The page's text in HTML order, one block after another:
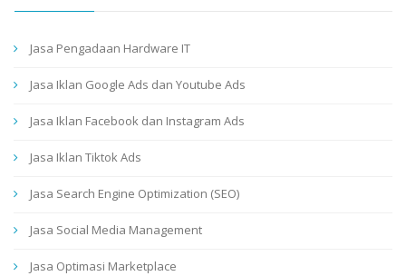
Jasa Pengadaan Hardware IT
Jasa Iklan Google Ads dan Youtube Ads
Jasa Iklan Facebook dan Instagram Ads
Jasa Iklan Tiktok Ads
Jasa Search Engine Optimization (SEO)
Jasa Social Media Management
Jasa Optimasi Marketplace